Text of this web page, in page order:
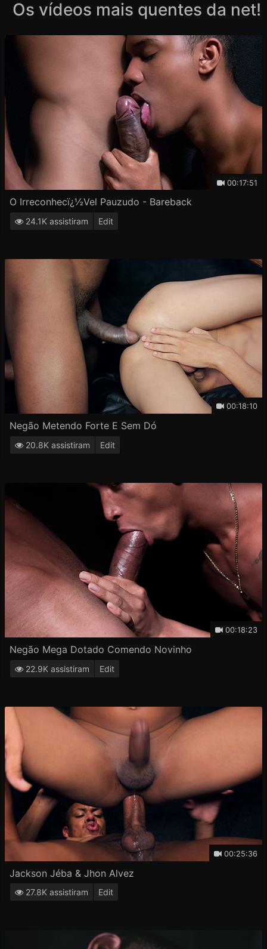
Os vídeos mais quentes da net!
00:17:51
O Irreconhecï¿½vel Pauzudo - Bareback
24.1K assistiram Edit
00:18:10
Negão Metendo Forte E Sem Dó
20.8K assistiram Edit
00:18:23
Negão Mega Dotado Comendo Novinho
22.9K assistiram Edit
00:25:36
Jackson Jéba & Jhon Alvez
27.8K assistiram Edit